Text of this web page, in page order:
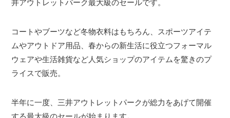
井アウトレットパーク最大級のセールです。
コートやブーツなど冬物衣料はもちろん、スポーツアイテ
ムやアウトドア用品、春からの新生活に役立つフォーマル
ウェアや生活雑貨など人気ショップのアイテムを驚きのプ
ライスで販売。
半年に一度、三井アウトレットパークが総力をあげて開催